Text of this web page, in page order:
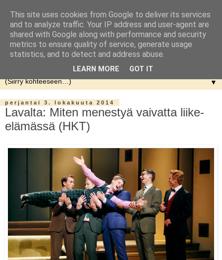
▼
perjantai 3. lokakuuta 2014
Lavalta: Miten menestyä vaivatta liike-
elämässä (HKT)
This site uses cookies from Google to deliver its services
and to analyze traffic. Your IP address and user-agent are
shared with Google along with performance and security
metrics to ensure quality of service, generate usage
statistics, and to detect and address abuse.
LEARN MORE GOT IT